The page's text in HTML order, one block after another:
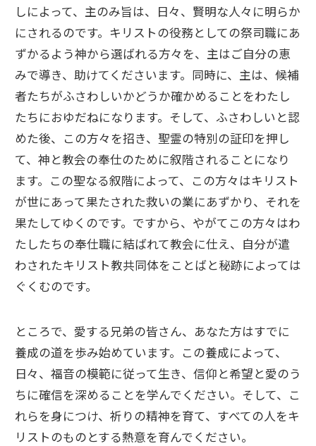
しによって、主のみ旨は、日々、賢明な人々に明らか
にされるのです。キリストの役務としての祭司職にあ
ずかるよう神から選ばれる方々を、主はご自分の恵
みで導き、助けてくださいます。同時に、主は、候補
者たちがふさわしいかどうか確かめることをわたし
たちにおゆだねになります。そして、ふさわしいと認
めた後、この方々を招き、聖霊の特別の証印を押し
て、神と教会の奉仕のために叙階されることになり
ます。この聖なる叙階によって、この方々はキリスト
が世にあって果たされた救いの業にあずかり、それを
果たしてゆくのです。ですから、やがてこの方々はわ
たしたちの奉仕職に結ばれて教会に仕え、自分が遣
わされたキリスト教共同体をことばと秘跡によっては
ぐくむのです。
ところで、愛する兄弟の皆さん、あなた方はすでに
養成の道を歩み始めています。この養成によって、
日々、福音の模範に従って生き、信仰と希望と愛のう
ちに確信を深めることを学んでください。そして、こ
れらを身につけ、祈りの精神を育て、すべての人をキ
リストのものとする熱意を育んでください。